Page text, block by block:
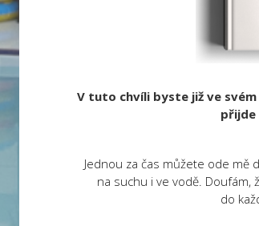
V tuto chvíli byste již ve
přijde
Jednou za čas můžete ode mě
na suchu i ve vodě. Doufám,
do